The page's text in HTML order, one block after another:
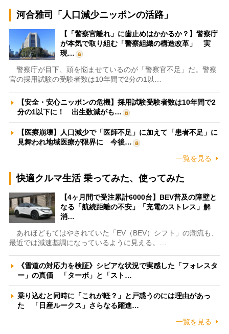
河合雅司「人口減少ニッポンの活路」
【「警察官離れ」に歯止めはかかるか？】警察庁
が本気で取り組む「警察組織の構造改革」 実
現…
警察庁が目下、頭を悩ませているのが「警察官不足」だ。警察
官の採用試験の受験者数は10年間で2分の1以…
【安全・安心ニッポンの危機】採用試験受験者数は10年間で2
分の1以下に！ 出生数減がも…
【医療崩壊】人口減少で「医師不足」に加えて「患者不足」に
見舞われ地域医療が限界に 今後…
一覧を見る
快適クルマ生活 乗ってみた、使ってみた
【4ヶ月間で受注累計6000台】BEV普及の障壁と
なる「航続距離の不安」「充電のストレス」解
消…
あれほどもてはやされていた「EV（BEV）シフト」の潮流も、
最近では減速基調になっているように見える。…
《雪道の対応力を検証》シビアな状況で実感した「フォレスタ
ー」の真価 「ターボ」と「スト…
乗り込むと同時に「これが軽？」と戸惑うのには理由があっ
た 「日産ルークス」さらなる躍進…
一覧を見る